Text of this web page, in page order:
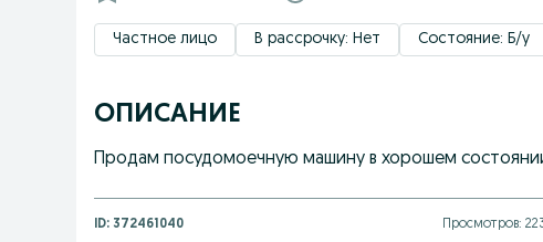
Частное лицо В рассрочку: Нет Состояние: Б/у
ОПИСАНИЕ
Продам посудомоечную машину в хорошем
ID: 372461040 Просмотров: